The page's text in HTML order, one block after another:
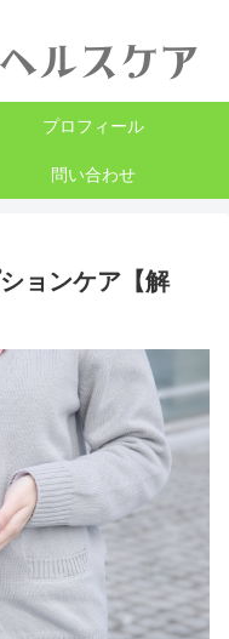
プロフィール
問い合わせ
ョンケア【解